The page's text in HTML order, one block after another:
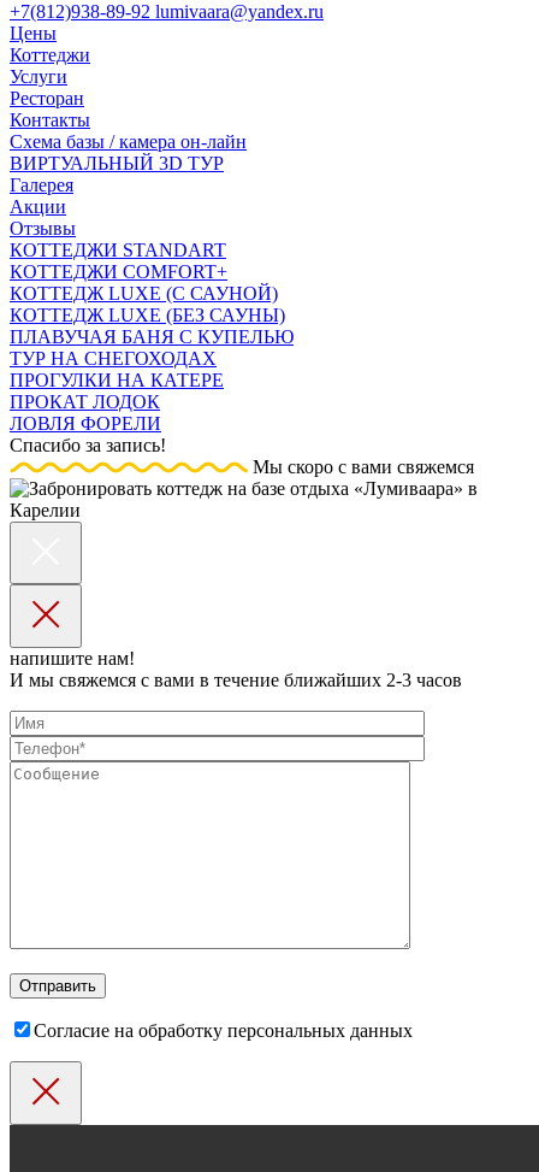
+7(812)938-89-92 lumivaara@yandex.ru
Цены
Коттеджи
Услуги
Ресторан
Контакты
Схема базы / камера он-лайн
ВИРТУАЛЬНЫЙ 3D ТУР
Галерея
Акции
Отзывы
КОТТЕДЖИ STANDART
КОТТЕДЖИ COMFORT+
КОТТЕДЖ LUXE (С САУНОЙ)
КОТТЕДЖ LUXE (БЕЗ САУНЫ)
ПЛАВУЧАЯ БАНЯ С КУПЕЛЬЮ
ТУР НА СНЕГОХОДАХ
ПРОГУЛКИ НА КАТЕРЕ
ПРОКАТ ЛОДОК
ЛОВЛЯ ФОРЕЛИ
Спасибо за запись!
Мы скоро с вами свяжемся
напишите нам!
И мы свяжемся с вами в течение ближайших 2-3 часов
Согласие на обработку персональных данных